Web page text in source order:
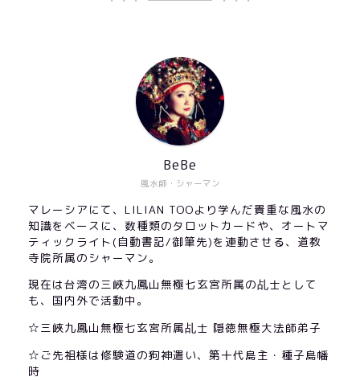
風水師・シャーマン
BeBe
マレーシアにて、LILIAN TOOより学んだ貴重な風水の
知識をベースに、数種類のタロットカードや、オートマ
ティックライト(自動書記/御筆先)を連動させる、道教
寺院所属のシャーマン。
現在は台湾の三峽九鳳山無極七玄宮所属の乩士として
も、国内外で活動中。
☆三峽九鳳山無極七玄宮所属乩士 隠徳無極大法師弟子
☆ご先祖様は修験道の狗神遣い、第十代島主・種子島幡
時